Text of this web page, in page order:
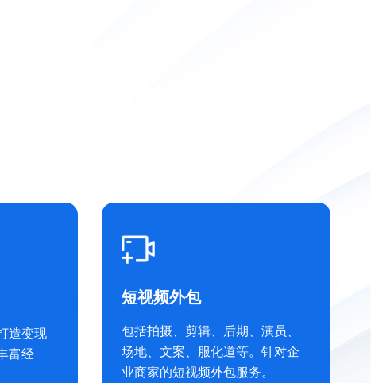
直播间装饰
多年行业经验 了解粉丝视觉习
惯，多方位提升打造直播氛围，
吸粉